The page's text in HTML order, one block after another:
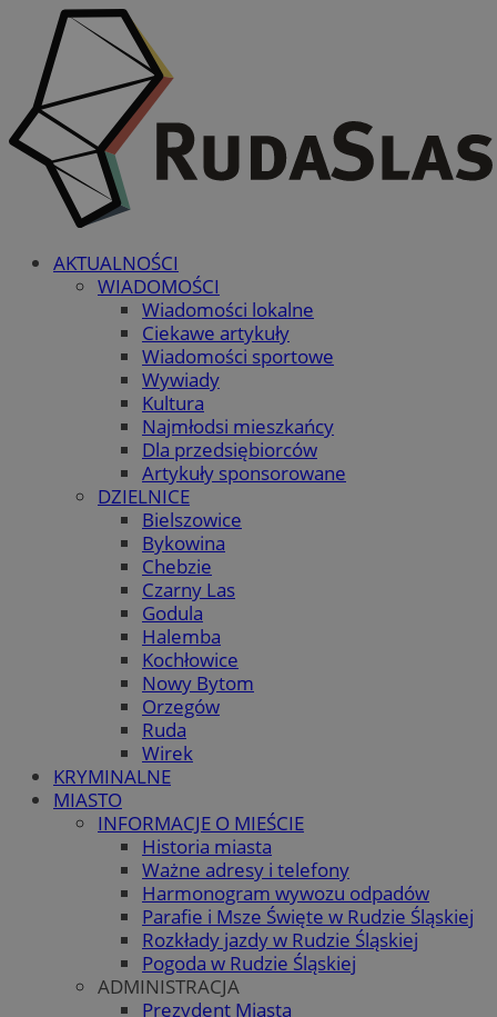
AKTUALNOŚCI
WIADOMOŚCI
Wiadomości lokalne
Ciekawe artykuły
Wiadomości sportowe
Wywiady
Kultura
Najmłodsi mieszkańcy
Dla przedsiębiorców
Artykuły sponsorowane
DZIELNICE
Bielszowice
Bykowina
Chebzie
Czarny Las
Godula
Halemba
Kochłowice
Nowy Bytom
Orzegów
Ruda
Wirek
KRYMINALNE
MIASTO
INFORMACJE O MIEŚCIE
Historia miasta
Ważne adresy i telefony
Harmonogram wywozu odpadów
Parafie i Msze Święte w Rudzie Śląskiej
Rozkłady jazdy w Rudzie Śląskiej
Pogoda w Rudzie Śląskiej
ADMINISTRACJA
Prezydent Miasta